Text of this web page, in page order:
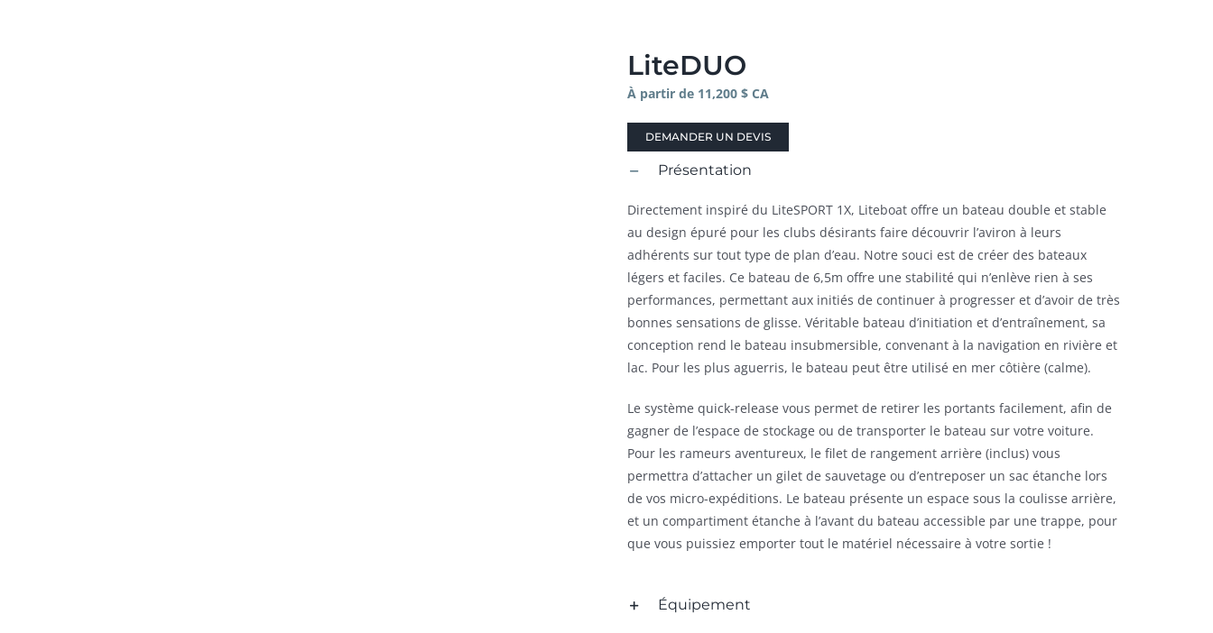
LiteDUO
À partir de 11,200 $ CA
DEMANDER UN DEVIS
Présentation
Directement inspiré du LiteSPORT 1X, Liteboat offre un bateau double et stable
au design épuré pour les clubs désirants faire découvrir l’aviron à leurs
adhérents sur tout type de plan d’eau. Notre souci est de créer des bateaux
légers et faciles. Ce bateau de 6,5m offre une stabilité qui n’enlève rien à ses
performances, permettant aux initiés de continuer à progresser et d’avoir de très
bonnes sensations de glisse. Véritable bateau d’initiation et d’entraînement, sa
conception rend le bateau insubmersible, convenant à la navigation en rivière et
lac. Pour les plus aguerris, le bateau peut être utilisé en mer côtière (calme).
Le système quick-release vous permet de retirer les portants facilement, afin de
gagner de l’espace de stockage ou de transporter le bateau sur votre voiture.
Pour les rameurs aventureux, le filet de rangement arrière (inclus) vous
permettra d’attacher un gilet de sauvetage ou d’entreposer un sac étanche lors
de vos micro-expéditions. Le bateau présente un espace sous la coulisse arrière,
et un compartiment étanche à l’avant du bateau accessible par une trappe, pour
que vous puissiez emporter tout le matériel nécessaire à votre sortie !
Équipement